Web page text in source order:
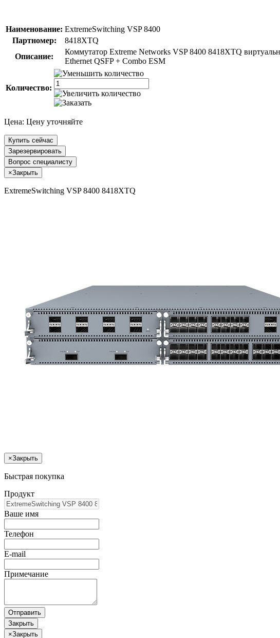
Наименование: ExtremeSwitching VSP 8400
Партномер:
8418XTQ
Описание:
Коммутатор Extreme Networks VSP 8400 8418XTQ
Ethernet QSFP + Combo ESM
Количество:
Цена: Цену уточняйте
Купить сейчас
Зарезервировать
Вопрос специалисту
×Закрыть
ExtremeSwitching VSP 8400 8418XTQ
×Закрыть
Быстрая покупка
Продукт
Ваше имя
Телефон
E-mail
Примечание
Отправить
Закрыть
×Закрыть